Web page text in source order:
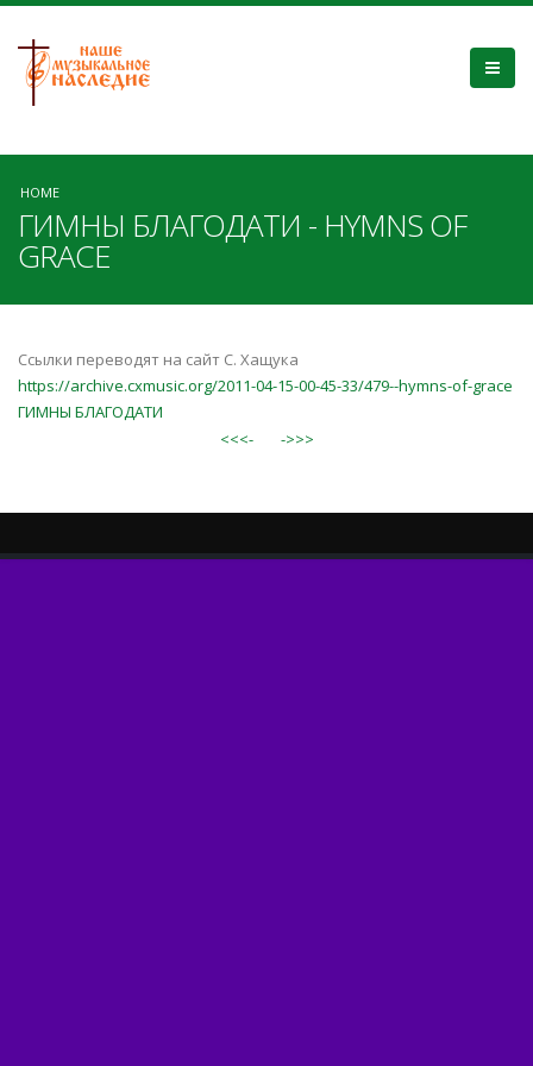
HOME
ГИМНЫ БЛАГОДАТИ - HYMNS OF
GRACE
Ссылки переводят на сайт С. Хащука
https://archive.cxmusic.org/2011-04-15-00-45-33/479--hymns-of-grace
ГИМНЫ БЛАГОДАТИ
<<<-
->>>